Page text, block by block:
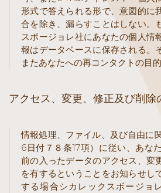
形式で答えられる形で、意図的に
合を除き、漏らすことはしない。
スボージョレ社にあなたの個人情
報はデータベースに保存される。
またあなたへの再コンタクトの目
アクセス、変更、修正及び削除
情報処理、ファイル、及び自由に
6日付７８条17項）に従い、あな
前の入ったデータのアクセス、変
を有するということをお知らせし
する場合シカレックスボージョ